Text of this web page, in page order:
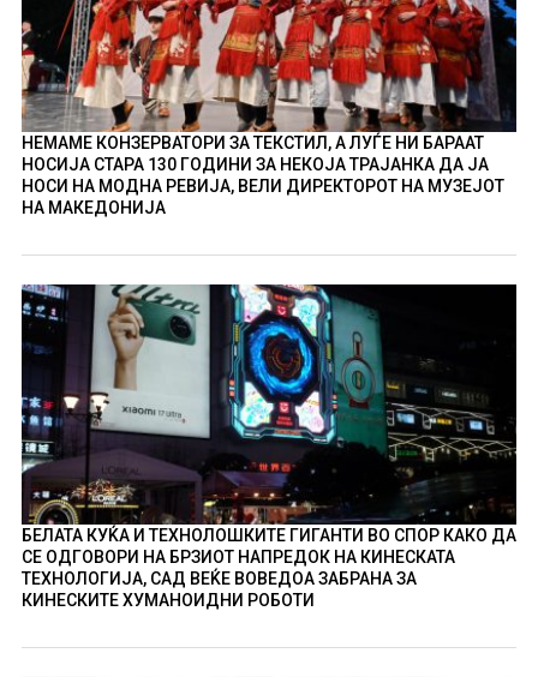
НЕМАМЕ КОНЗЕРВАТОРИ ЗА ТЕКСТИЛ, А ЛУЃЕ НИ БАРААТ
НОСИЈА СТАРА 130 ГОДИНИ ЗА НЕКОЈА ТРАЈАНКА ДА ЈА
НОСИ НА МОДНА РЕВИЈА, ВЕЛИ ДИРЕКТОРОТ НА МУЗЕЈОТ
НА МАКЕДОНИЈА
БЕЛАТА КУЌА И ТЕХНОЛОШКИТЕ ГИГАНТИ ВО СПОР КАКО ДА
СЕ ОДГОВОРИ НА БРЗИОТ НАПРЕДОК НА КИНЕСКАТА
ТЕХНОЛОГИЈА, САД ВЕЌЕ ВОВЕДОА ЗАБРАНА ЗА
КИНЕСКИТЕ ХУМАНОИДНИ РОБОТИ